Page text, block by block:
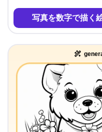
写真を数字で描く